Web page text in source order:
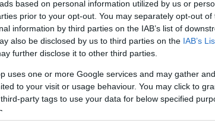
based on personal information utilized by us or
prior to your opt-out. You may separately opt-out of
information by third parties on the IAB’s list of
also be disclosed by us to third parties on the IAB’s
further disclose it to other third parties.
uses one or more Google services and may gather
to your visit or usage behaviour. You may click to
party tags to use your data for below specified
Hamász-alagutat
az egyiptomi